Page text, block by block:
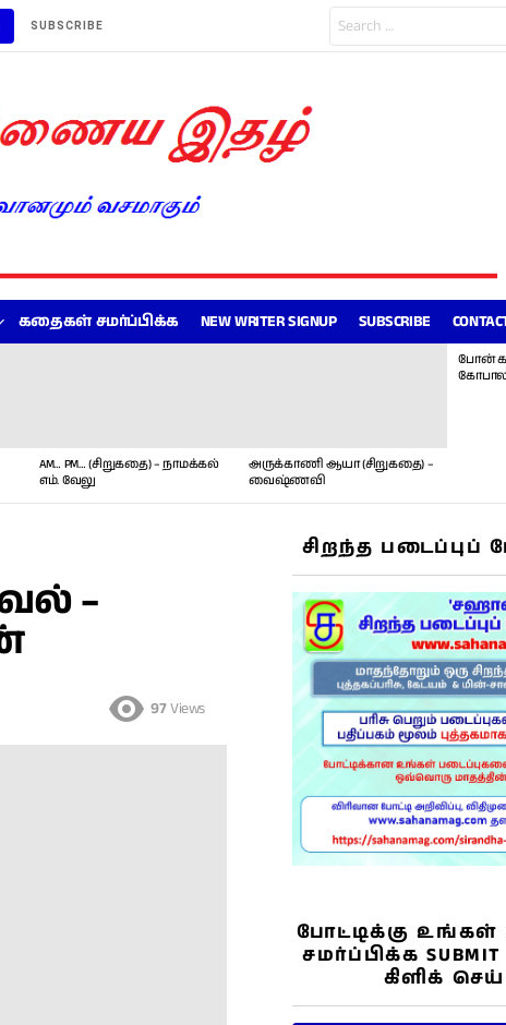
SUBSCRIBE
for:
கதைகள் சமர்ப்பிக்க NEW WRITER SIGNUP SUBSCRIBE
AM… PM… (சிறுகதை) – நாமக்கல்
எம். வேலு
அருக்காணி ஆயா (சிறுகதை) –
வைஷ்ணவி
போன்
–
97 Views
சிறந்த படைப்புப்
போட்டிக்கு
சமர்ப்பிக்க SUBMIT
கிளிக்